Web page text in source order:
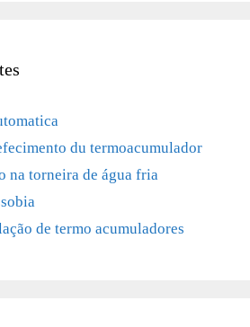
du termoacumulador
na torneira de água fria
de termo acumuladores